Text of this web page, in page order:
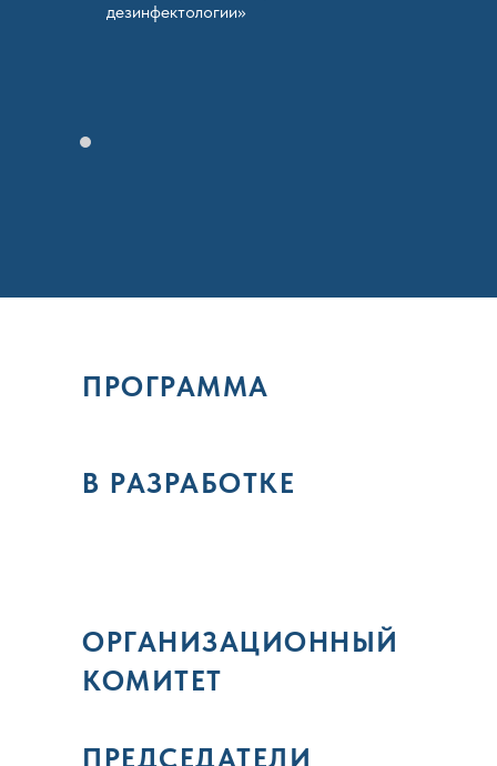
дезинфектологии»
ПРОГРАММА
В РАЗРАБОТКЕ
ОРГАНИЗАЦИОННЫЙ
КОМИТЕТ
ПРЕДСЕДАТЕЛИ